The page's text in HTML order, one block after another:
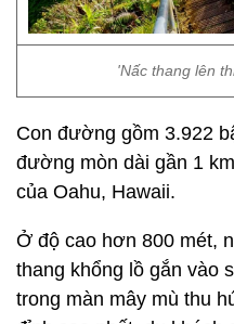
'Nấc thang lên
Con đường gồm 3.922
đường mòn dài gần 1
của Oahu, Hawaii.
Ở độ cao hơn 800 mét,
thang khổng lồ gắn vào
trong màn mây mù thu